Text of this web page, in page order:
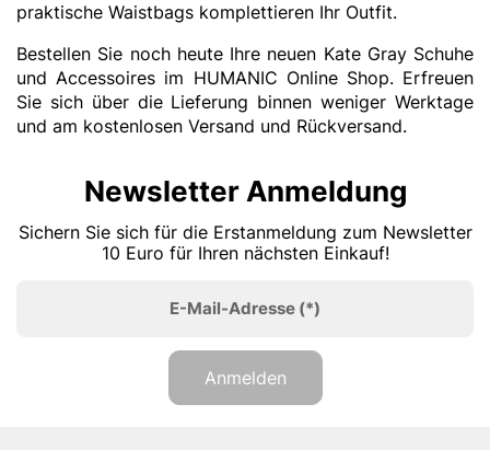
praktische Waistbags komplettieren Ihr Outfit.
Bestellen Sie noch heute Ihre neuen Kate Gray Schuhe
und Accessoires im HUMANIC Online Shop. Erfreuen
Sie sich über die Lieferung binnen weniger Werktage
und am kostenlosen Versand und Rückversand.
Newsletter Anmeldung
Sichern Sie sich für die Erstanmeldung zum Newsletter
10 Euro für Ihren nächsten Einkauf!
E-Mail-Adresse (*)
Anmelden